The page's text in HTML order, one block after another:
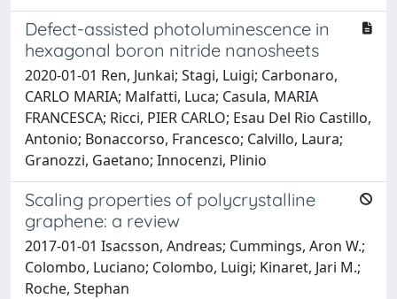
Defect-assisted photoluminescence in
hexagonal boron nitride nanosheets
2020-01-01 Ren, Junkai; Stagi, Luigi; Carbonaro,
CARLO MARIA; Malfatti, Luca; Casula, MARIA
FRANCESCA; Ricci, PIER CARLO; Esau Del Rio Castillo,
Antonio; Bonaccorso, Francesco; Calvillo, Laura;
Granozzi, Gaetano; Innocenzi, Plinio
Scaling properties of polycrystalline
graphene: a review
2017-01-01 Isacsson, Andreas; Cummings, Aron W.;
Colombo, Luciano; Colombo, Luigi; Kinaret, Jari M.;
Roche, Stephan